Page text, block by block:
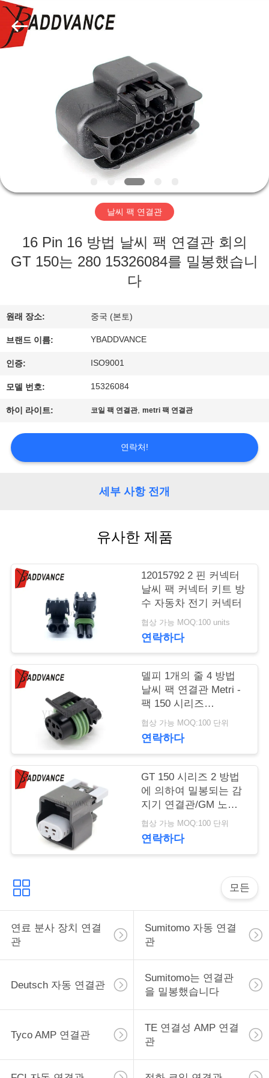
우
리
하
공
장
여
행
품
연
락
요
문
을
요
사
이
트
맵
자.
Copyright
2019
2026
Xi'An
날씨 팩 연결관
16 Pin 16 방법 날씨 팩 연결관 회의
GT 150는 280 15326084를 밀봉했습니
다
원래 장소: 중국 (본토)
브랜드 이름: YBADDVANCE
인증: ISO9001
모델 번호: 15326084
하이 라이트: 코일 팩 연결관,metri 팩 연결관
연락처!
세부 사항 전개
유사한 제품
12015792 2 핀 커넥터
날씨 팩 커넥터 키트 방
수 자동차 전기 커넥터
협상 가능 MOQ:100 units
연락하다
델피 1개의 줄 4 방법
날씨 팩 연결관 Metri -
팩 150 시리즈
12065298
협상 가능 MOQ:100 단위
연락하다
GT 150 시리즈 2 방법
에 의하여 밀봉되는 감
지기 연결관/GM 노크
감지기 연결관
15374222
협상 가능 MOQ:100 단위
연락하다
모든
연료 분사 장치 연결
관
Sumitomo 자동 연결
관
Deutsch 자동 연결관
Sumitomo는 연결관
을 밀봉했습니다
Tyco AMP 연결관
TE 연결성 AMP 연결
관